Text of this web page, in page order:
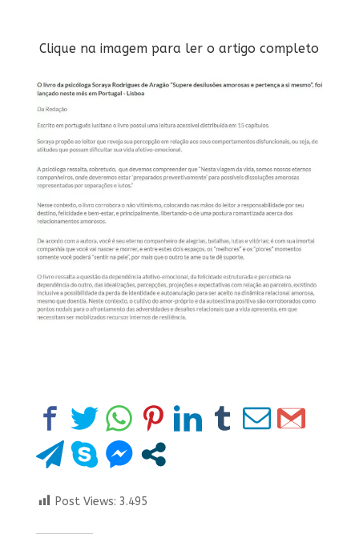
Clique na imagem para ler o artigo completo
Post Views: 3.495